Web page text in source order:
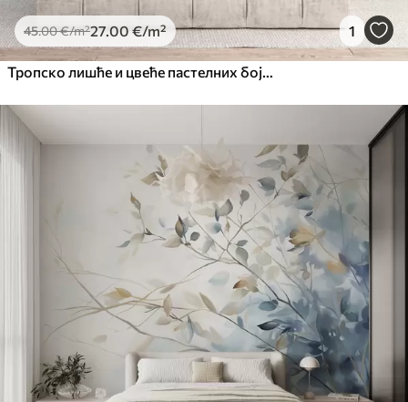
45.00€/m²27 .00 €/m² 1